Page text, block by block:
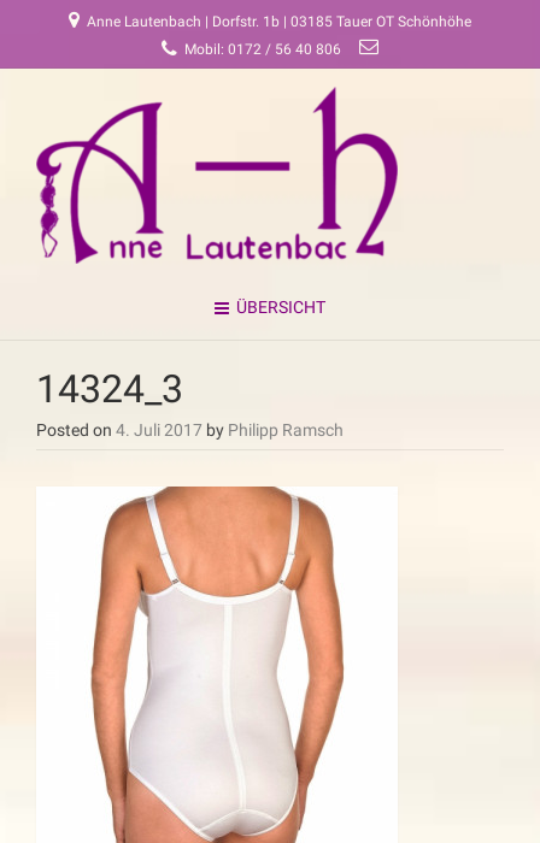
Anne Lautenbach | Dorfstr. 1b | 03185 Tauer OT Schönhöhe
Mobil: 0172 / 56 40 806
ÜBERSICHT
14324_3
Posted on 4. Juli 2017 by Philipp Ramsch